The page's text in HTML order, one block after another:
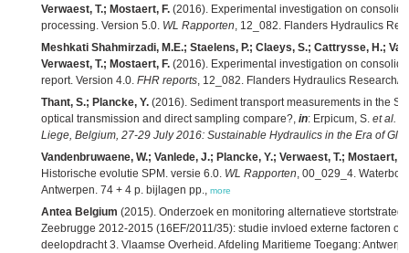
Verwaest, T.; Mostaert, F. (2016). Experimental investigation on
processing. Version 5.0. WL Rapporten, 12_082. Flanders Hydraulics
Meshkati Shahmirzadi, M.E.; Staelens, P.; Claeys, S.; Cattrysse, H.;
Verwaest, T.; Mostaert, F. (2016). Experimental investigation on
report. Version 4.0. FHR reports, 12_082. Flanders Hydraulics Research/
Thant, S.; Plancke, Y. (2016). Sediment transport measurements in the
optical transmission and direct sampling compare?, in: Erpicum, S. et al.
Liege, Belgium, 27-29 July 2016: Sustainable Hydraulics in the Era of
Vandenbruwaene, W.; Vanlede, J.; Plancke, Y.; Verwaest, T.; Mostaert, F.
Historische evolutie SPM. versie 6.0. WL Rapporten, 00_029_4.
Antwerpen. 74 + 4 p. bijlagen pp., more
Antea Belgium (2015). Onderzoek en monitoring alternatieve
Zeebrugge 2012-2015 (16EF/2011/35): studie invloed externe factoren
deelopdracht 3. Vlaamse Overheid. Afdeling Maritieme Toegang: